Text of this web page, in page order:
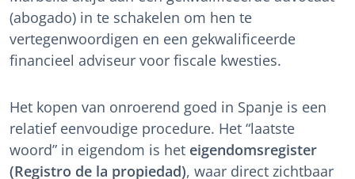
(abogado) in te schakelen om hen te
vertegenwoordigen en een gekwalificeerde
financieel adviseur voor fiscale kwesties.
Het kopen van onroerend goed in Spanje is een
relatief eenvoudige procedure. Het “laatste
woord” in eigendom is het eigendomsregister
(Registro de la propiedad), waar direct zichtbaar